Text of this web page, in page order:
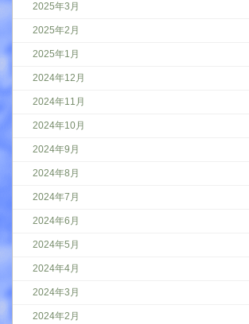
2025年3月
2025年2月
2025年1月
2024年12月
2024年11月
2024年10月
2024年9月
2024年8月
2024年7月
2024年6月
2024年5月
2024年4月
2024年3月
2024年2月